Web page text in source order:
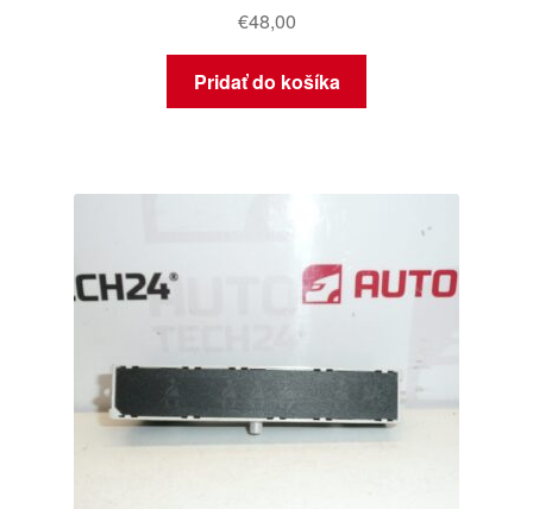
€48,00
Pridať do košíka